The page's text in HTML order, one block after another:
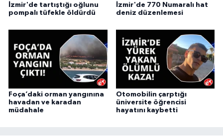
İzmir'de tartıştığı oğlunu
pompalı tüfekle öldürdü
İzmir'de 770 Numaralı hat
deniz düzenlemesi
Foça’daki orman yangınına
havadan ve karadan
müdahale
Otomobilin çarptığı
üniversite öğrencisi
hayatını kaybetti